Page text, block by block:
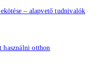
– alapvető tudnivalók
használni otthon